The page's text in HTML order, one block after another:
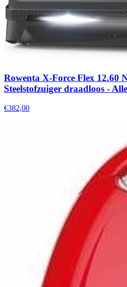
Rowenta X-Force Flex 12.60
Steelstofzuiger draadloos -
€382,00